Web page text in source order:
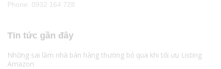
Phone: 0932 164 728
Tin tức gần đây
Những sai lầm nhà bán hàng thường bỏ qua khi tối ưu Listing
Amazon